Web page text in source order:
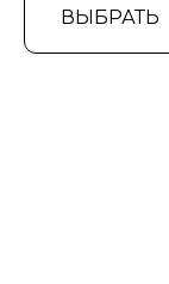
ВЫБРАТЬ